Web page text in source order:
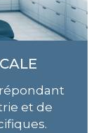
et de